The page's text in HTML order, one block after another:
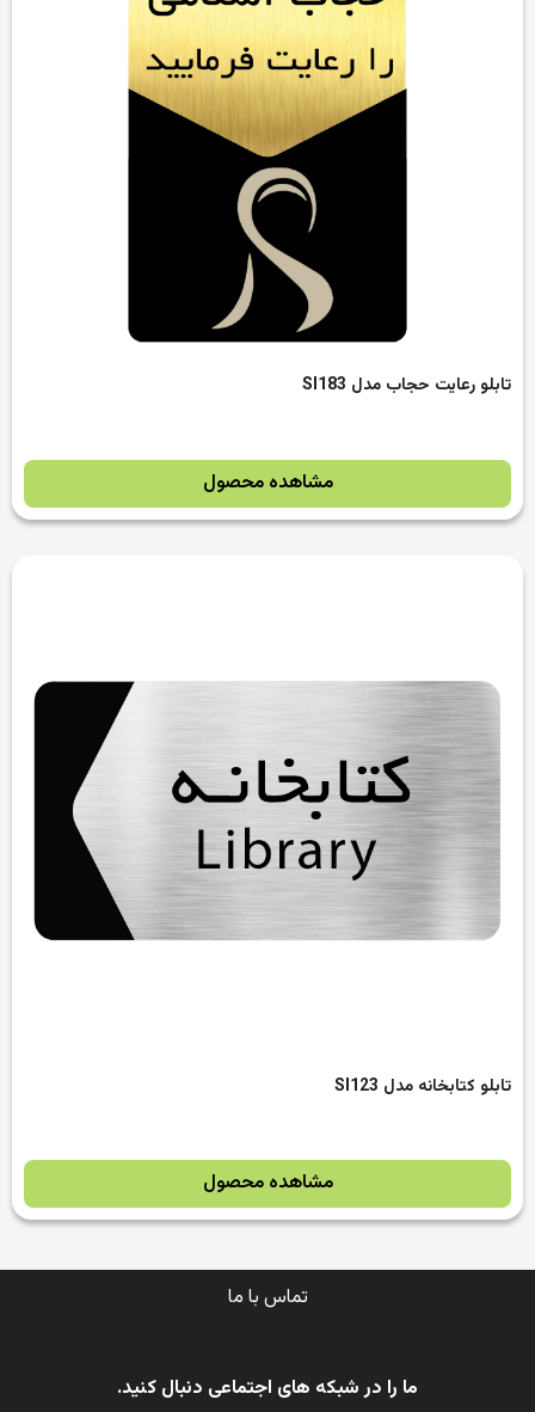
تابلو رعایت حجاب مدل SI183
مشاهده محصول
تابلو کتابخانه مدل SI123
مشاهده محصول
تماس با ما
ما را در شبکه های اجتماعی دنبال کنید.